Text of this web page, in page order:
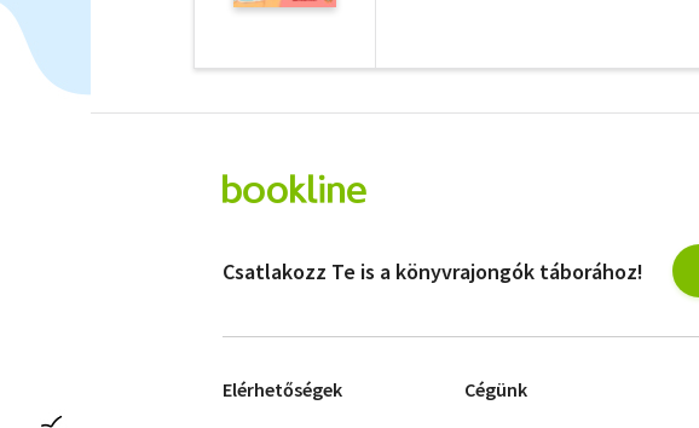
Csatlakozz Te is a könyvrajongók táborához!
Elérhetőségek Cégünk